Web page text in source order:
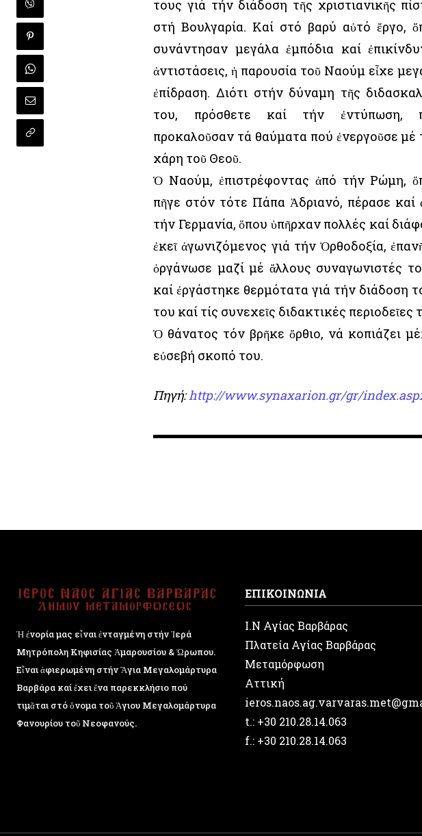
τους γιά τήν διάδοση τῆς χριστιανικῆς
στή Βουλγαρία. Καί στό βαρύ αὐτό ἔργο,
συνάντησαν μεγάλα ἐμπόδια καί
ἀντιστάσεις, ἡ παρουσία τοῦ Ναούμ εἶχε
ἐπίδραση. Διότι στήν δύναμη τῆς
του, πρόσθετε καί τήν ἐντύπωση,
προκαλοῦσαν τά θαύματα πού ἐνεργοῦσε μέ
χάρη τοῦ Θεοῦ.
Ὁ Ναούμ, ἐπιστρέφοντας ἀπό τήν Ρώμη,
πῆγε στόν τότε Πάπα Ἀδριανό, πέρασε καί
τήν Γερμανία, ὅπου ὑπῆρχαν πολλές καί
ἐκεῖ ἀγωνιζόμενος γιά τήν Ὀρθοδοξία,
ὀργάνωσε μαζί μέ ἄλλους συναγωνιστές
καί ἐργάστηκε θερμότατα γιά τήν διάδοση
του καί τίς συνεχεῖς διδακτικές περιοδεῖες
Ὁ θάνατος τόν βρῆκε ὄρθιο, νά κοπιάζει
εὐσεβή σκοπό του.
Πηγή:http://www.synaxarion.gr/gr/
Ἡ ἐνορία μας εἶναι ἐνταγμένη στήν Ἱερά
Μητρόπολη Κηφισίας Ἁμαρουσίου & Ὠρωπου.
Εἶναι ἀφιερωμένη στήν Ἅγια Μεγαλομάρτυρα
Βαρβάρα καί ἔχει ἕνα παρεκκλήσιο πού
τιμᾶται στό ὄνομα τοῦ Ἁγιου Μεγαλομάρτυρα
Φανουρίου τοῦ Νεοφανούς.
ΕΠΙΚΟΙΝΩΝΙΑ
Ι.Ν Αγίας Βαρβάρας
Πλατεία Αγίας Βαρβάρας
Μεταμόρφωση
Αττική
t.: +30 210.28.14.063
f.: +30 210.28.14.063